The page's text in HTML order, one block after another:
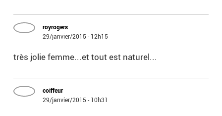
royrogers
29/janvier/2015 - 12h15
très jolie femme...et tout est naturel...
coiffeur
29/janvier/2015 - 10h31